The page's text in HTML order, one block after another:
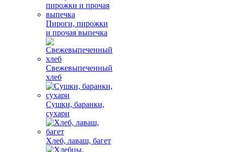
Пироги, пирожки
и прочая выпечка
Свежевыпеченный
хлеб
Сушки, баранки,
сухари
Хлеб, лаваш, багет